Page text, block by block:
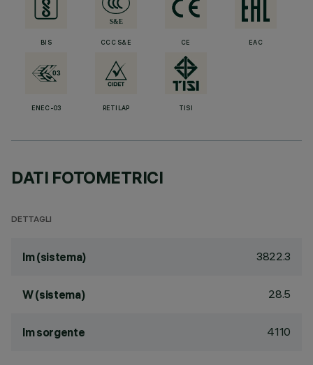
BIS CCC S&E CE EAC
ENEC-03 RETILAP TISI
DATI FOTOMETRICI
DETTAGLI
lm (sistema) 3822.3
W (sistema) 28.5
lm sorgente 4110